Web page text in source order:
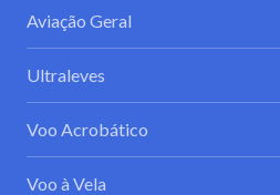
Aviação Geral
Ultraleves
Voo Acrobático
Voo à Vela